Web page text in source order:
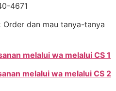
4671
dan mau tanya-tanya
melalui wa melalui CS 1
melalui wa melalui CS 2